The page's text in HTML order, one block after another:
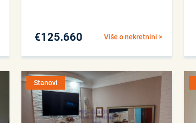
Više o nekretnini >
€125.660
Stanovi